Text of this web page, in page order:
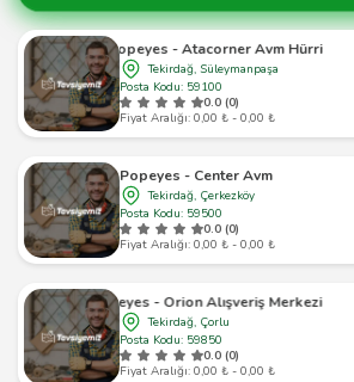
Popeyes - Atacorner Avm Hürriyet
Tekirdağ, Süleymanpaşa
Posta Kodu: 59100
0.0 (0)
Fiyat Aralığı: 0,00 ₺ - 0,00 ₺
Popeyes - Center Avm
Tekirdağ, Çerkezköy
Posta Kodu: 59500
0.0 (0)
Fiyat Aralığı: 0,00 ₺ - 0,00 ₺
Popeyes - Orion Alışveriş Merkezi Şubesi
Tekirdağ, Çorlu
Posta Kodu: 59850
0.0 (0)
Fiyat Aralığı: 0,00 ₺ - 0,00 ₺